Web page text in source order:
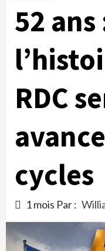
52
RDC
cycles
1 mois Par :